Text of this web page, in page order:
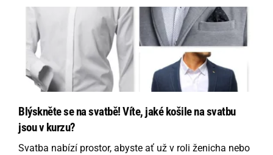
Blýskněte se na svatbě! Víte, jaké košile na svatbu
jsou v kurzu?
Svatba nabízí prostor, abyste ať už v roli ženicha nebo